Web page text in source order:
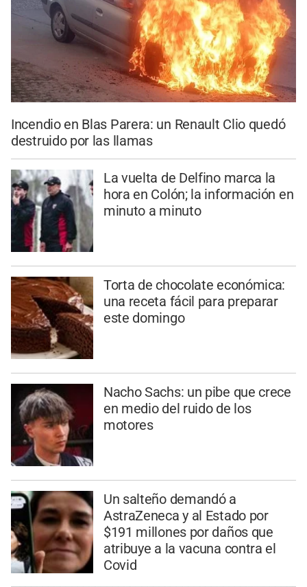
Incendio en Blas Parera: un Renault Clio quedó
destruido por las llamas
La vuelta de Delfino marca la
hora en Colón; la información en
minuto a minuto
Torta de chocolate económica:
una receta fácil para preparar
este domingo
Nacho Sachs: un pibe que crece
en medio del ruido de los
motores
Un salteño demandó a
AstraZeneca y al Estado por
$191 millones por daños que
atribuye a la vacuna contra el
Covid